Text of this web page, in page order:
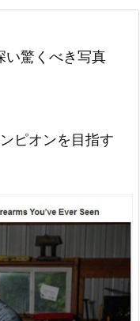
い驚くべき写真
ピオンを目指す